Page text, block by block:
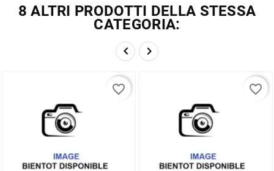
8 ALTRI PRODOTTI DELLA STESSA
CATEGORIA:
 
favorite_border favorite_border